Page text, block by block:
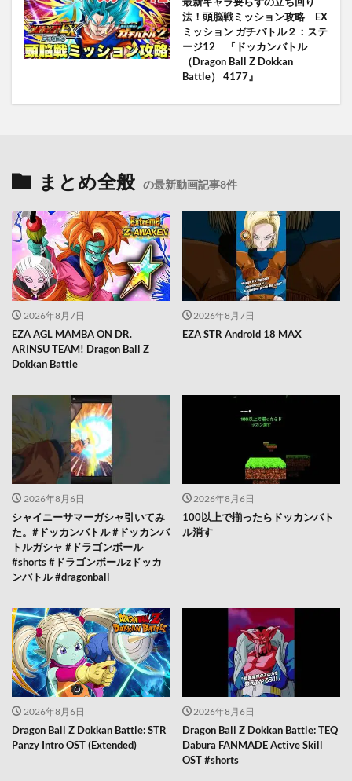
法！頭脳戦ミッション攻略 EX
ミッション ガチバトル２：ステ
ージ12 『ドッカンバトル
（Dragon Ball Z Dokkan
Battle） 4177』
まとめ全般 の最新動画記事8件
2026年8月7日
EZA AGL MAMBA ON DR.
ARINSU TEAM! Dragon Ball Z
Dokkan Battle
2026年8月7日
EZA STR Android 18 MAX
2026年8月6日
シャイニーサマーガシャ引いてみ
た。#ドッカンバトル #ドッカンバ
トルガシャ #ドラゴンボール
#shorts #ドラゴンボールzドッカ
ンバトル #dragonball
2026年8月6日
100以上で揃ったらドッカンバト
ル消す
2026年8月6日
Dragon Ball Z Dokkan Battle: STR
Panzy Intro OST (Extended)
2026年8月6日
Dragon Ball Z Dokkan Battle: TEQ
Dabura FANMADE Active Skill
OST #shorts